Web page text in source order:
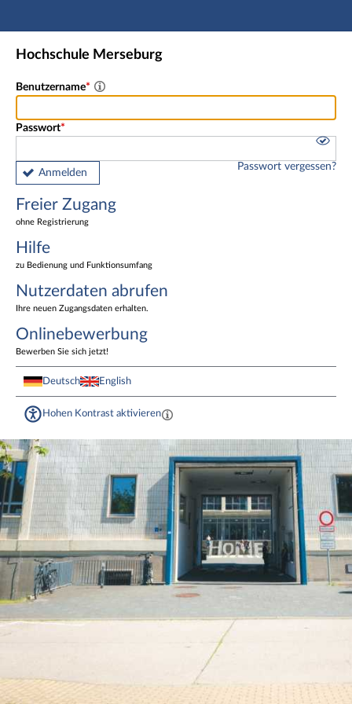
Hauptnavigation
Freier Zugang
Nutzerdaten abrufen
Fußzeile
Hochschule Merseburg
Benutzername
Passwort
Anmelden
Passwort vergessen?
Freier Zugang
ohne Registrierung
Hilfe
zu Bedienung und Funktionsumfang
Nutzerdaten abrufen
Ihre neuen Zugangsdaten erhalten.
Onlinebewerbung
Bewerben Sie sich jetzt!
Deutsch English
Hohen Kontrast aktivieren